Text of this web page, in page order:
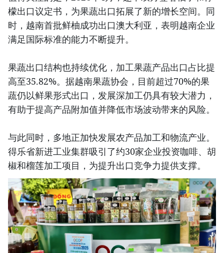
檬出口议定书，为果蔬出口拓展了新的增长空间。同
时，越南首批鲜柚成功出口澳大利亚，表明越南企业
满足国际标准的能力不断提升。
果蔬出口结构也持续优化，加工果蔬产品出口占比提
高至35.82%。据越南果蔬协会，目前超过70%的果
蔬仍以鲜果形式出口，发展深加工仍具有较大潜力，
有助于提高产品附加值并降低市场波动带来的风险。
与此同时，多地正加快发展农产品加工和物流产业。
得乐省新进工业集群吸引了约30家企业投资咖啡、胡
椒和榴莲加工项目，为提升出口竞争力提供支撑。